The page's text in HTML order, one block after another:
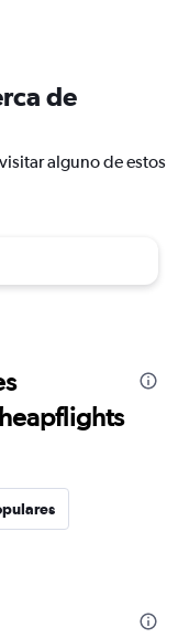
de
alguno de estos